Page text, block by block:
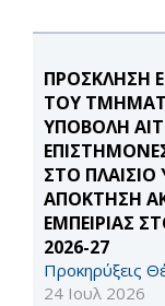
ΠΡΟΣΚΛΗΣΗ
ΤΟΥ
ΥΠΟΒΟΛΗ
ΣΤΟ
ΑΠΟΚΤΗΣΗ
ΕΜΠΕΙΡΙΑΣ
2026-27
Προκηρύξεις
24 Ιουλ 2026